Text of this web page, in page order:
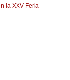
la XXV Feria